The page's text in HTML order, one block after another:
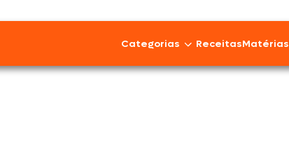
Categorias ReceitasMatérias